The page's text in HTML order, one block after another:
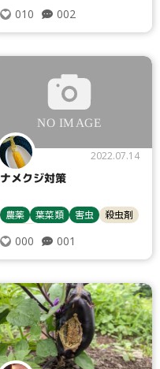
010 002
2022.07.14
ナメクジ対策
農薬 葉菜類 害虫
殺虫剤
000 001